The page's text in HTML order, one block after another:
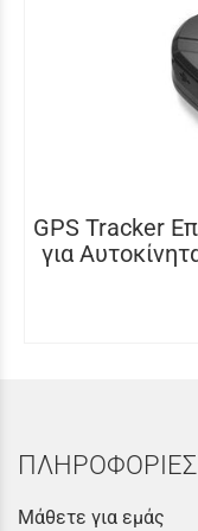
GPS Tracker
για
ΠΛΗΡΟΦΟΡΙΕΣ
Μάθετε για εμάς